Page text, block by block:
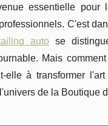
essentielle pour
C'est
auto se
Mais
elle à transformer
de la Boutique